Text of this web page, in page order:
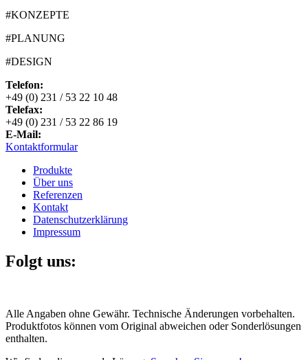
#KONZEPTE
#PLANUNG
#DESIGN
Telefon:
+49 (0) 231 / 53 22 10 48
Telefax:
+49 (0) 231 / 53 22 86 19
E-Mail:
Kontaktformular
Produkte
Über uns
Referenzen
Kontakt
Datenschutzerklärung
Impressum
Folgt uns:
Alle Angaben ohne Gewähr. Technische Änderungen vorbehalten.
Produktfotos können vom Original abweichen oder Sonderlösungen
enthalten.